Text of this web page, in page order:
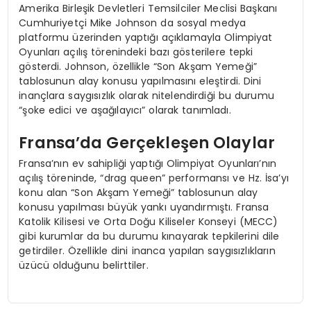
Amerika Birleşik Devletleri Temsilciler Meclisi Başkanı
Cumhuriyetçi Mike Johnson da sosyal medya
platformu üzerinden yaptığı açıklamayla Olimpiyat
Oyunları açılış törenindeki bazı gösterilere tepki
gösterdi. Johnson, özellikle “Son Akşam Yemeği”
tablosunun alay konusu yapılmasını eleştirdi. Dini
inançlara saygısızlık olarak nitelendirdiği bu durumu
“şoke edici ve aşağılayıcı” olarak tanımladı.
Fransa’da Gerçekleşen Olaylar
Fransa’nın ev sahipliği yaptığı Olimpiyat Oyunları’nın
açılış töreninde, “drag queen” performansı ve Hz. İsa’yı
konu alan “Son Akşam Yemeği” tablosunun alay
konusu yapılması büyük yankı uyandırmıştı. Fransa
Katolik Kilisesi ve Orta Doğu Kiliseler Konseyi (MECC)
gibi kurumlar da bu durumu kınayarak tepkilerini dile
getirdiler. Özellikle dini inanca yapılan saygısızlıkların
üzücü olduğunu belirttiler.